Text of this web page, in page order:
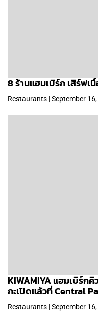
8 ร้านแฮมเบิร์ก เสิร์ฟ
Restaurants | September
KIWAMIYA แฮมเบิร์ก
กะเปิดแล้วที่ Central
Restaurants | September